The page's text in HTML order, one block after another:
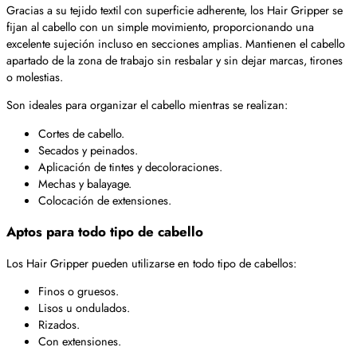
Gracias a su tejido textil con superficie adherente, los Hair Gripper se
fijan al cabello con un simple movimiento, proporcionando una
excelente sujeción incluso en secciones amplias. Mantienen el cabello
apartado de la zona de trabajo sin resbalar y sin dejar marcas, tirones
o molestias.
Son ideales para organizar el cabello mientras se realizan:
Cortes de cabello.
Secados y peinados.
Aplicación de tintes y decoloraciones.
Mechas y balayage.
Colocación de extensiones.
Aptos para todo tipo de cabello
Los Hair Gripper pueden utilizarse en todo tipo de cabellos:
Finos o gruesos.
Lisos u ondulados.
Rizados.
Con extensiones.